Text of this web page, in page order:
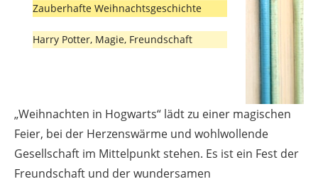
Zauberhafte Weihnachtsgeschichte
Harry Potter, Magie, Freundschaft
„Weihnachten in Hogwarts“ lädt zu einer magischen
Feier, bei der Herzenswärme und wohlwollende
Gesellschaft im Mittelpunkt stehen. Es ist ein Fest der
Freundschaft und der wundersamen